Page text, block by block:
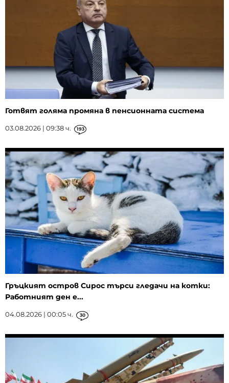
Готвят голяма промяна в пенсионната система
03.08.2026 | 09:38 ч. 193
Гръцкият остров Сирос търси гледачи на котки:
Работният ден е...
04.08.2026 | 00:05 ч. 30